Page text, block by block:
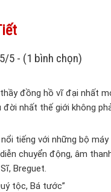
5/5 - (1 bình chọn)
đồng hồ vĩ đại nhất
nhất thế giới không
tiếng với những bộ
chuyển động, âm
Breguet.
tộc, Bá tước”